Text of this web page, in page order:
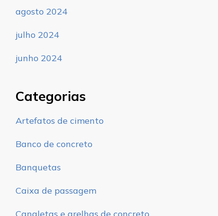
agosto 2024
julho 2024
junho 2024
Categorias
Artefatos de cimento
Banco de concreto
Banquetas
Caixa de passagem
Canaletas e grelhas de concreto